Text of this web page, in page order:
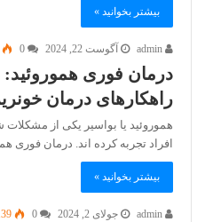
بیشتر بخوانید »
آگوست 22, 2024
درمان فوری هموروئید:
راهکارهای درمان
هموروئید یا بواسیر یکی از
افراد تجربه کرده اند. درمان فوری
بیشتر بخوانید »
جولای 2, 2024